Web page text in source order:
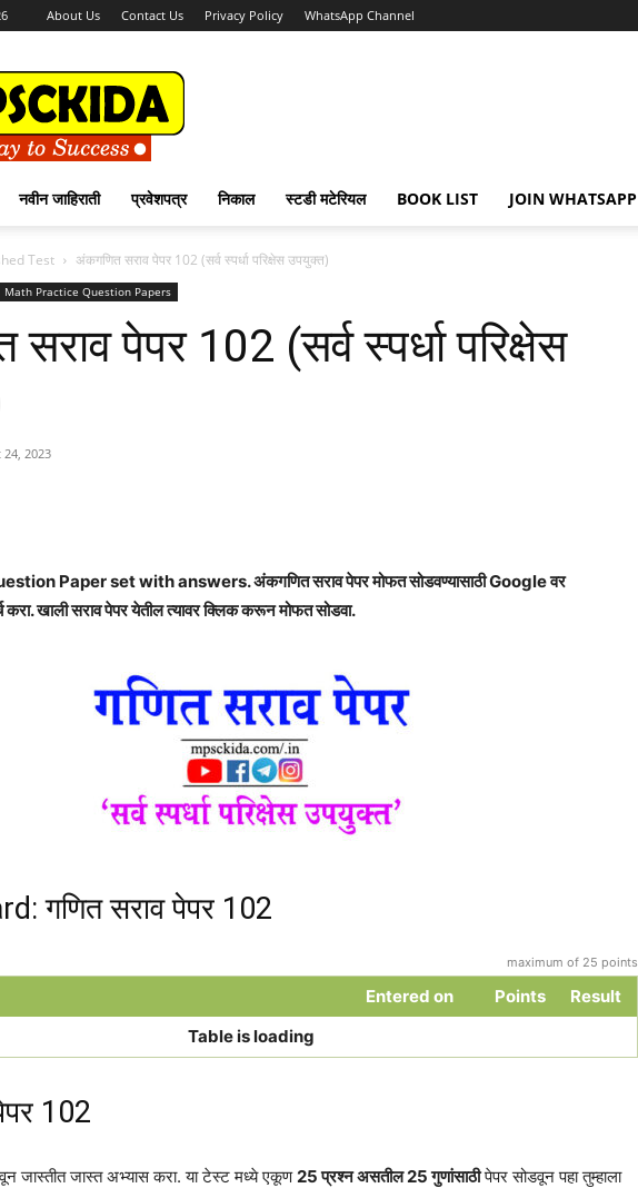
About Us Contact Us Privacy Policy WhatsApp Channel
MPSCKida.com
सर्व
नवीन
जाहिराती
Letest
Jobs
नवीन जाहिराती प्रवेशपत्र निकाल स्टडी मटेरियल BOOK LIST JOIN WHATSAPP
Test अंकगणित सराव पेपर 102 (सर्व स्पर्धा परिक्षेस उपयुक्त)
Math Practice Question Papers
पेपर 102 (सर्व स्पर्धा परिक्षेस
2023
Paper set with answers. अंकगणित सराव पेपर मोफत सोडवण्यासाठी Google वर
खाली सराव पेपर येतील त्यावर क्लिक करून मोफत सोडवा.
गणित सराव पेपर 102
maximum of 25 points
Entered on Points
Result
Table is loading
102
जास्तीत जास्त अभ्यास करा. या टेस्ट मध्ये एकूण25 प्रश्न असतील 25 गुणांसाठीपेपर सोडवून पहा तुम्हाला